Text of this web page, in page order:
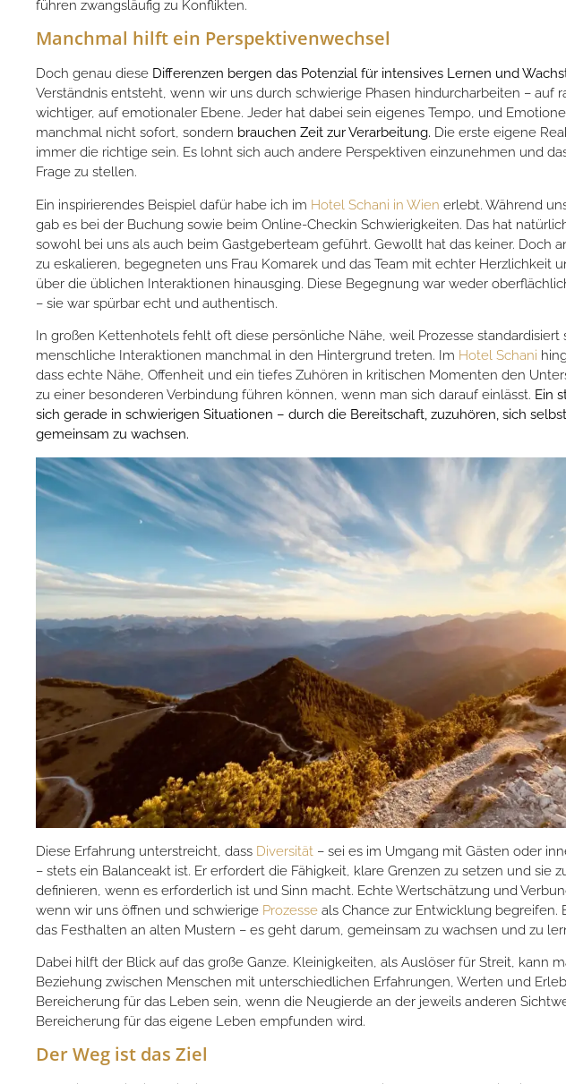
führen zwangsläufig zu Konflikten.
Manchmal hilft ein Perspektivenwechsel
Doch genau diese Differenzen bergen das Potenzial für intensives Lernen und
Verständnis entsteht, wenn wir uns durch schwierige Phasen hindurcharbeiten – auf
wichtiger, auf emotionaler Ebene. Jeder hat dabei sein eigenes Tempo, und
manchmal nicht sofort, sondern brauchen Zeit zur Verarbeitung. Die erste eigene
immer die richtige sein. Es lohnt sich auch andere Perspektiven einzunehmen und
Frage zu stellen.
Ein inspirierendes Beispiel dafür habe ich im Hotel Schani in Wien erlebt. Während
gab es bei der Buchung sowie beim Online-Checkin Schwierigkeiten. Das hat
sowohl bei uns als auch beim Gastgeberteam geführt. Gewollt hat das keiner. Doch
zu eskalieren, begegneten uns Frau Komarek und das Team mit echter Herzlichkeit
über die üblichen Interaktionen hinausging. Diese Begegnung war weder
– sie war spürbar echt und authentisch.
In großen Kettenhotels fehlt oft diese persönliche Nähe, weil Prozesse standardisiert
menschliche Interaktionen manchmal in den Hintergrund treten. Im Hotel Schani
dass echte Nähe, Offenheit und ein tiefes Zuhören in kritischen Momenten den
zu einer besonderen Verbindung führen können, wenn man sich darauf einlässt. Ein
sich gerade in schwierigen Situationen – durch die Bereitschaft, zuzuhören, sich
gemeinsam zu wachsen.
Diese Erfahrung unterstreicht, dass Diversität – sei es im Umgang mit Gästen oder
– stets ein Balanceakt ist. Er erfordert die Fähigkeit, klare Grenzen zu setzen und sie
definieren, wenn es erforderlich ist und Sinn macht. Echte Wertschätzung und
wenn wir uns öffnen und schwierige Prozesse als Chance zur Entwicklung begreifen.
das Festhalten an alten Mustern – es geht darum, gemeinsam zu wachsen und zu
Dabei hilft der Blick auf das große Ganze. Kleinigkeiten, als Auslöser für Streit, kann
Beziehung zwischen Menschen mit unterschiedlichen Erfahrungen, Werten und
Bereicherung für das Leben sein, wenn die Neugierde an der jeweils anderen
Bereicherung für das eigene Leben empfunden wird.
Der Weg ist das Ziel